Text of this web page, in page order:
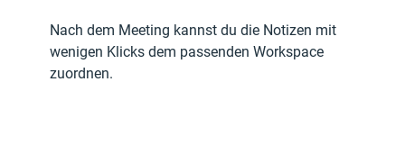
Nach dem Meeting kannst du die Notizen mit
wenigen Klicks dem passenden Workspace
zuordnen.